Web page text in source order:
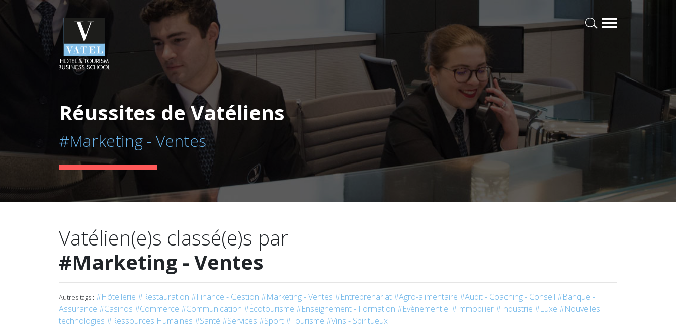
Réussites de Vatéliens
#Marketing - Ventes
Vatélien(e)s classé(e)s par
#Marketing - Ventes
Autres tags : #Hôtellerie #Restauration #Finance - Gestion #Marketing - Ventes #Entreprenariat#Agro-alimentaire #Audit - Coaching - Conseil #Banque -
Assurance #Casinos #Commerce #Communication #Écotourisme #Enseignement - Formation #Evènementiel #Immobilier#Industrie #Luxe #Nouvelles
technologies #Ressources Humaines #Santé #Services #Sport#Tourisme #Vins - Spiritueux